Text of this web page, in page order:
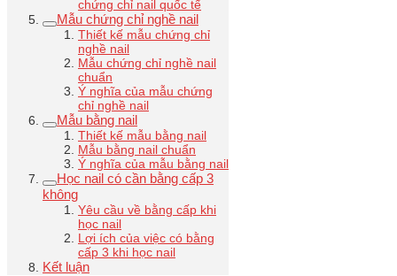
chứng chỉ nail quốc tế
Mẫu chứng chỉ nghề nail
Thiết kế mẫu chứng chỉ
nghề nail
Mẫu chứng chỉ nghề nail
chuẩn
Ý nghĩa của mẫu chứng
chỉ nghề nail
Mẫu bằng nail
Thiết kế mẫu bằng nail
Mẫu bằng nail chuẩn
Ý nghĩa của mẫu bằng nail
Học nail có cần bằng cấp 3
không
Yêu cầu về bằng cấp khi
học nail
Lợi ích của việc có bằng
cấp 3 khi học nail
Kết luận